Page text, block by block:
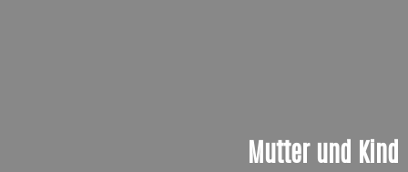
Mutter und Kind